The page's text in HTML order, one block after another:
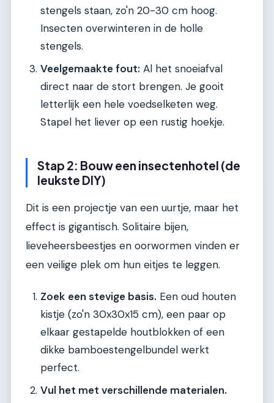
stengels staan, zo'n 20-30 cm hoog.
Insecten overwinteren in de holle
stengels.
Veelgemaakte fout: Al het snoeiafval
direct naar de stort brengen. Je gooit
letterlijk een hele voedselketen weg.
Stapel het liever op een rustig hoekje.
Stap 2: Bouw een insectenhotel (de
leukste DIY)
Dit is een projectje van een uurtje, maar het
effect is gigantisch. Solitaire bijen,
lieveheersbeestjes en oorwormen vinden er
een veilige plek om hun eitjes te leggen.
Zoek een stevige basis. Een oud houten
kistje (zo'n 30x30x15 cm), een paar op
elkaar gestapelde houtblokken of een
dikke bamboestengelbundel werkt
perfect.
Vul het met verschillende materialen.